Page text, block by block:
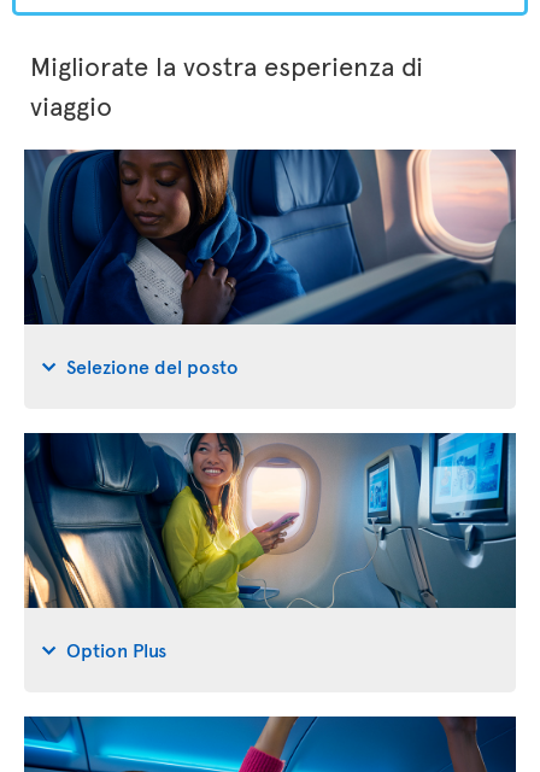
Migliorate la vostra esperienza di
viaggio
Selezione del posto
Option Plus